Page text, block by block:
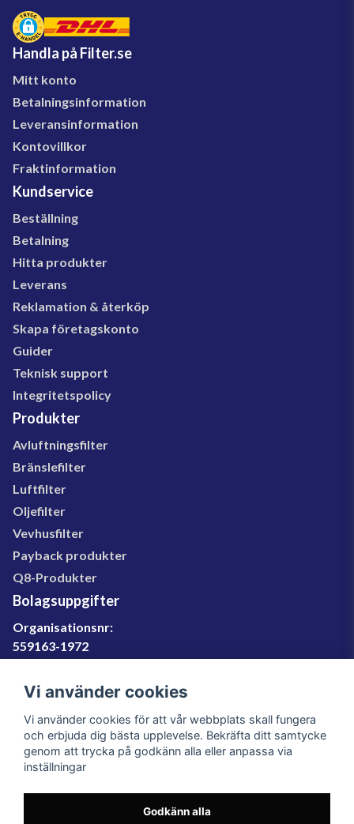
Handla på Filter.se
Mitt konto
Betalningsinformation
Leveransinformation
Kontovillkor
Fraktinformation
Kundservice
Beställning
Betalning
Hitta produkter
Leverans
Reklamation & återköp
Skapa företagskonto
Guider
Teknisk support
Integritetspolicy
Produkter
Avluftningsfilter
Bränslefilter
Luftfilter
Oljefilter
Vevhusfilter
Payback produkter
Q8-Produkter
Bolagsuppgifter
Organisationsnr:
559163-1972
SE559163197201
060-566 800
info@filter.se
Vi använder cookies
Vi använder cookies för att vår webbplats skall fungera
och erbjuda dig bästa upplevelse. Bekräfta ditt samtycke
genom att trycka på godkänn alla eller anpassa via
inställningar
Godkänn alla